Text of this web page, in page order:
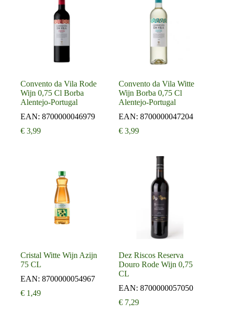
Convento da Vila Rode
Wijn 0,75 Cl Borba
Alentejo-Portugal
EAN: 8700000046979
€ 3,99
Convento da Vila Witte
Wijn Borba 0,75 Cl
Alentejo-Portugal
EAN:8700000047204
€ 3,99
Cristal Witte Wijn Azijn
75 CL
EAN: 8700000054967
€ 1,49
Dez Riscos Reserva
Douro Rode Wijn 0,75
CL
EAN:8700000057050
€ 7,29